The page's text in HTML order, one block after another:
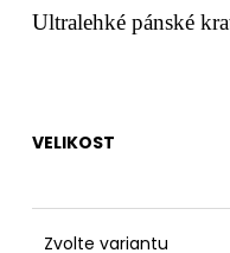
5
Ultralehké pánské
VELIKOST
Zvolte variantu